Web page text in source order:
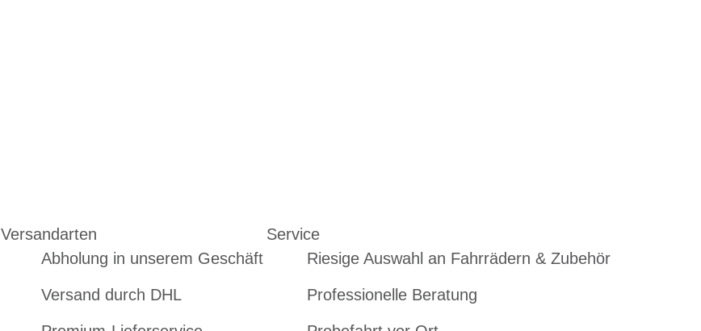
Versandarten
Abholung in unserem Geschäft
Versand durch DHL
Service
Riesige Auswahl an Fahrrädern & Zubehör
Professionelle Beratung